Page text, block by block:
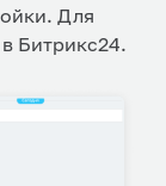
Для
Битрикс24.